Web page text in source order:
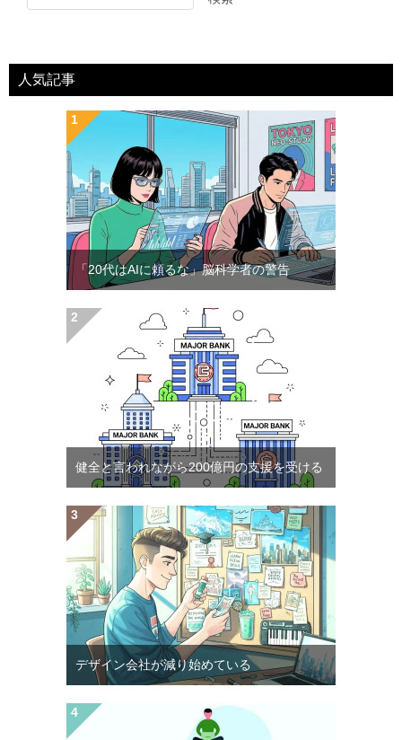
人気記事
「20代はAIに頼るな」脳科学者の警告
健全と言われながら200億円の支援を受ける
デザイン会社が減り始めている